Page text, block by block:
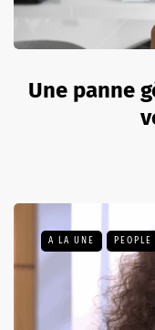
Une panne
A LA UNE PEOPLE